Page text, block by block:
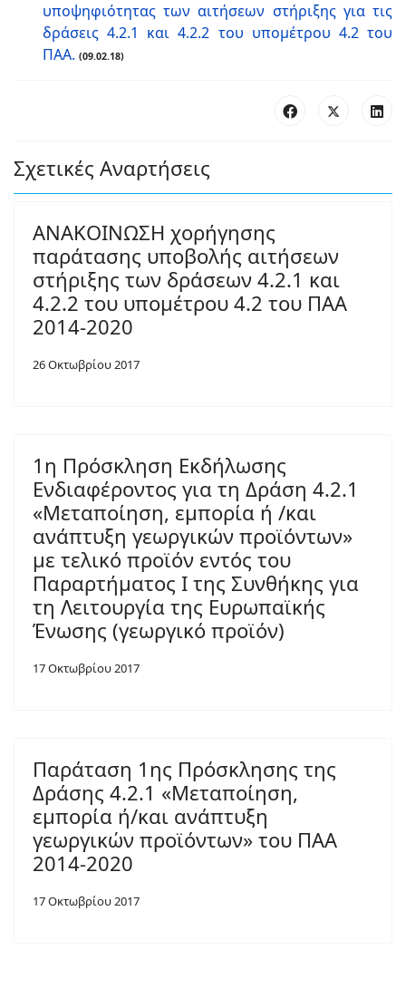
υποψηφιότητας των αιτήσεων στήριξης για τις
δράσεις 4.2.1 και 4.2.2 του υπομέτρου 4.2 του
ΠΑΑ. (09.02.18)
Σχετικές Αναρτήσεις
ΑΝΑΚΟΙΝΩΣΗ χορήγησης
παράτασης υποβολής αιτήσεων
στήριξης των δράσεων 4.2.1 και
4.2.2 του υπομέτρου 4.2 του ΠΑΑ
2014-2020
26 Οκτωβρίου 2017
1η Πρόσκληση Εκδήλωσης
Ενδιαφέροντος για τη Δράση 4.2.1
«Μεταποίηση, εμπορία ή /και
ανάπτυξη γεωργικών προϊόντων»
με τελικό προϊόν εντός του
Παραρτήματος Ι της Συνθήκης για
τη Λειτουργία της Ευρωπαϊκής
Ένωσης (γεωργικό προϊόν)
17 Οκτωβρίου 2017
Παράταση 1ης Πρόσκλησης της
Δράσης 4.2.1 «Μεταποίηση,
εμπορία ή/και ανάπτυξη
γεωργικών προϊόντων» του ΠΑΑ
2014-2020
17 Οκτωβρίου 2017